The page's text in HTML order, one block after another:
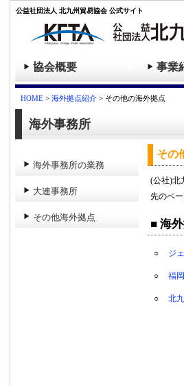
公益社団法人 北九州貿易協会 公式サイト
協会概要 事業
HOME > 海外拠点紹介 > その他の海外拠点
海外事務所
海外事務所の業務
大連事務所
その他海外拠点
その
(公社)北
先のペ
■ 海
○ ジ
○ 福
○ 北